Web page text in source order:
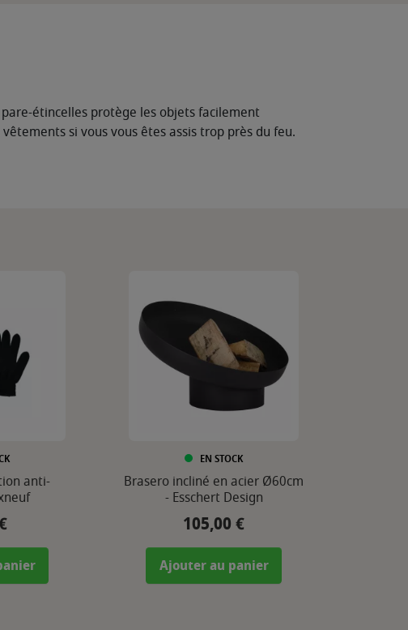
étincelles protège les objets facilement
si vous vous êtes assis trop près du feu.
anti-
EN STOCK
Brasero incliné en acier Ø60cm
- Esschert Design
Prix
105,00 €
Ajouter au panier